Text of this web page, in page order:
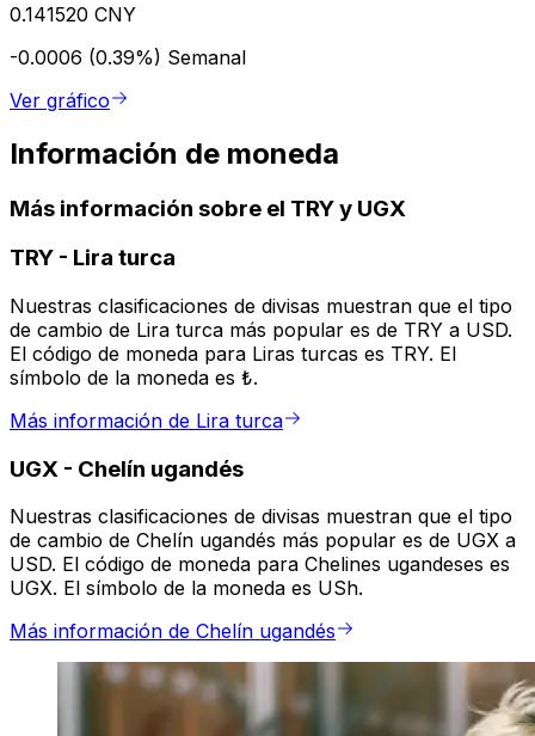
0.141520 CNY
-0.0006 (0.39%) Semanal
Ver gráfico
Información de moneda
Más información sobre el TRY y UGX
TRY - Lira turca
Nuestras clasificaciones de divisas muestran que el tipo
de cambio de Lira turca más popular es de TRY a USD.
El código de moneda para Liras turcas es TRY. El
símbolo de la moneda es ₺.
Más información de Lira turca
UGX - Chelín ugandés
Nuestras clasificaciones de divisas muestran que el tipo
de cambio de Chelín ugandés más popular es de UGX a
USD. El código de moneda para Chelines ugandeses es
UGX. El símbolo de la moneda es USh.
Más información de Chelín ugandés